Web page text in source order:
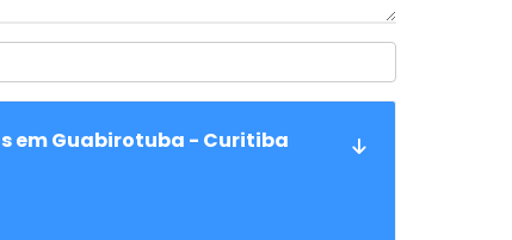
em Guabirotuba - Curitiba